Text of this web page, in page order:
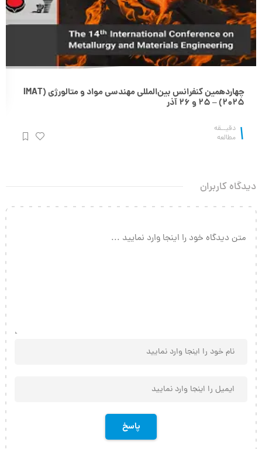
چهاردهمین کنفرانس بین‌المللی مهندسی مواد و متالورژی (IMAT
2025) – 25 و 26 آذر
1 دقیــقه
مطالعه
دیدگاه کاربران